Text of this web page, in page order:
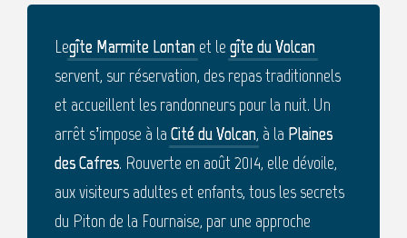
Legîte Marmite Lontan et le gîte du Volcan
servent, sur réservation, des repas traditionnels
et accueillent les randonneurs pour la nuit. Un
arrêt s’impose à laCité du Volcan, à la Plaines
des Cafres. Rouverte en août 2014, elle dévoile,
aux visiteurs adultes et enfants, tous les secrets
du Piton de la Fournaise, par une approche